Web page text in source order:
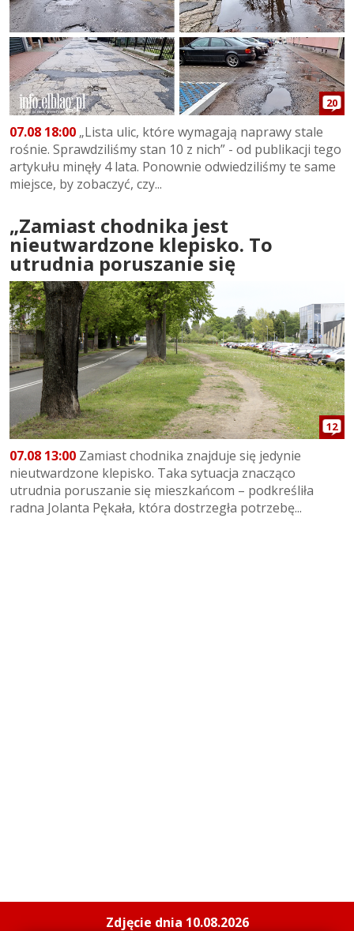
20
07.08 18:00 „Lista ulic, które wymagają naprawy stale
rośnie. Sprawdziliśmy stan 10 z nich” - od publikacji tego
artykułu minęły 4 lata. Ponownie odwiedziliśmy te same
miejsce, by zobaczyć, czy...
„Zamiast chodnika jest
nieutwardzone klepisko. To
utrudnia poruszanie się
12
07.08 13:00 Zamiast chodnika znajduje się jedynie
nieutwardzone klepisko. Taka sytuacja znacząco
utrudnia poruszanie się mieszkańcom – podkreśliła
radna Jolanta Pękała, która dostrzegła potrzebę...
Zdjęcie dnia 10.08.2026